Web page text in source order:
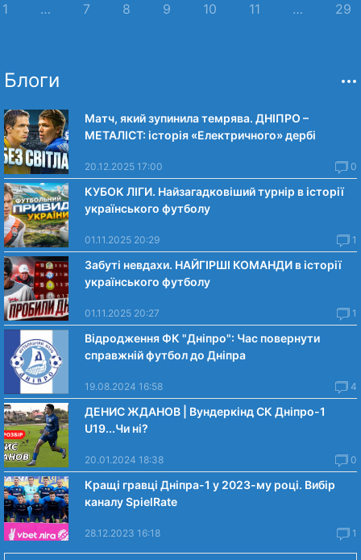
1 … 7 8 9 10 11 … 29
Блоги
Матч, який зупинила темрява. ДНІПРО –
МЕТАЛІСТ: історія «Електричного» дербі
20.12.2025 17:00 0
КУБОК ЛІГИ. Найзагадковіший турнір в історії
українського футболу
01.11.2025 20:29 1
Забуті невдахи. НАЙГІРШІ КОМАНДИ в історії
українського футболу
01.11.2025 20:27 1
Відродження ФК "Дніпро": Час повернути
справжній футбол до Дніпра
19.08.2024 16:58 4
ДЕНИС ЖДАНОВ | Вундеркінд СК Дніпро-1
U19...Чи нi?
20.01.2024 18:38 0
Кращі гравці Дніпра-1 у 2023-му році. Вибiр
каналу SpielRate
28.12.2023 16:18 1